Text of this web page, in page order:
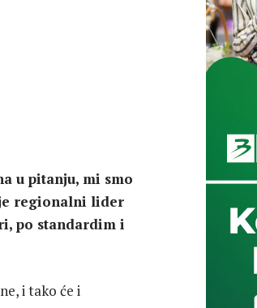
u pitanju, mi smo
regionalni lider
po standardim i
i tako će i